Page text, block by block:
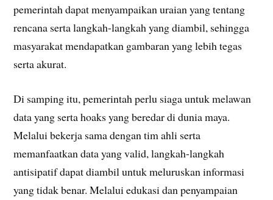
pemerintah dapat menyampaikan uraian yang tentang
rencana serta langkah-langkah yang diambil, sehingga
masyarakat mendapatkan gambaran yang lebih tegas
serta akurat.
Di samping itu, pemerintah perlu siaga untuk melawan
data yang serta hoaks yang beredar di dunia maya.
Melalui bekerja sama dengan tim ahli serta
memanfaatkan data yang valid, langkah-langkah
antisipatif dapat diambil untuk meluruskan informasi
yang tidak benar. Melalui edukasi dan penyampaian